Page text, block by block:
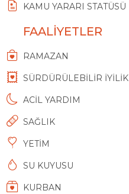
KAMU YARARI STATÜSÜ
FAALİYETLER
RAMAZAN
SÜRDÜRÜLEBİLİR İYİLİK
ACİL YARDIM
SAĞLIK
YETİM
SU KUYUSU
KURBAN